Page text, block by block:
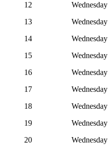
12
Wednesday
13
Wednesday
14
Wednesday
15
Wednesday
16
Wednesday
17
Wednesday
18
Wednesday
19
Wednesday
20
Wednesday